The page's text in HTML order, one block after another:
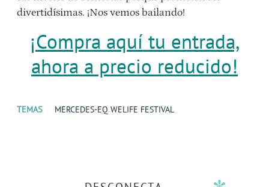
divertidísimas. ¡Nos vemos bailando!
¡Compra aquí tu entrada,
ahora a precio reducido!
TEMAS MERCEDES-EQ WELIFE FESTIVAL